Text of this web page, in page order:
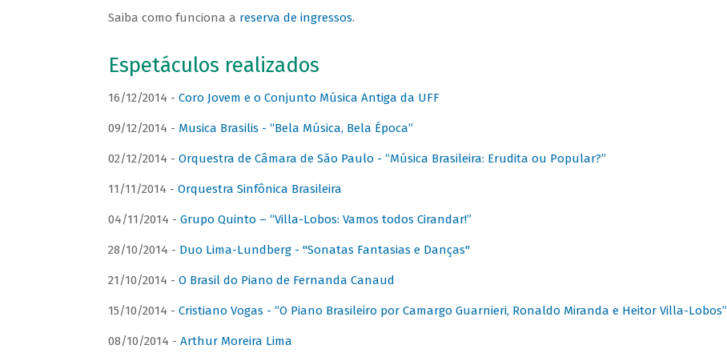
Saiba como funciona a reserva de ingressos.
Espetáculos realizados
16/12/2014 - Coro Jovem e o Conjunto Música Antiga da UFF
09/12/2014 - Musica Brasilis - “Bela Música, Bela Época”
02/12/2014 - Orquestra de Câmara de São Paulo - “Música Brasileira: Erudita ou Popular?”
11/11/2014 - Orquestra Sinfônica Brasileira
04/11/2014 - Grupo Quinto – “Villa-Lobos: Vamos todos Cirandar!”
28/10/2014 - Duo Lima-Lundberg - "Sonatas Fantasias e Danças"
21/10/2014 - O Brasil do Piano de Fernanda Canaud
15/10/2014 - Cristiano Vogas - “O Piano Brasileiro por Camargo Guarnieri, Ronaldo Miranda e Heitor Villa-Lobos”
08/10/2014 - Arthur Moreira Lima